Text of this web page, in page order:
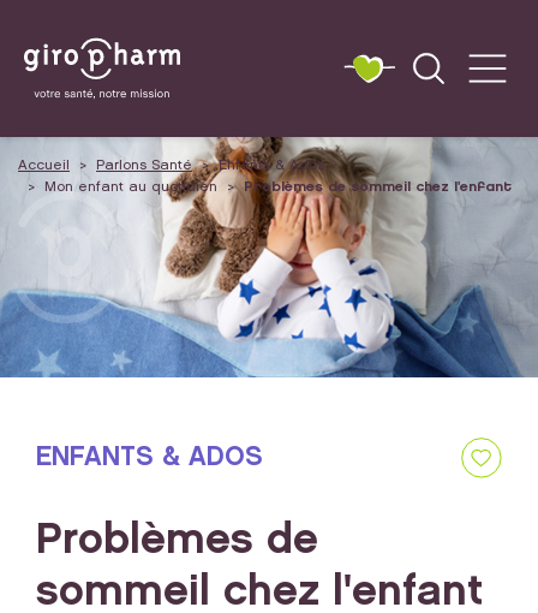
Accueil Parlons Santé
Enfants & Ados
Mon enfant au quotidien
Problèmes de sommeil chez l'enfant
ENFANTS & ADOS
Problèmes de
sommeil chez l'enfant